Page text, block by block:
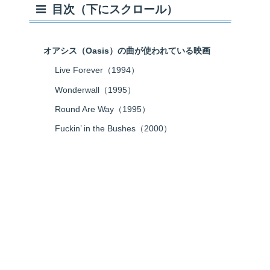
目次（下にスクロール）
オアシス（Oasis）の曲が使われている映画
Live Forever（1994）
Wonderwall（1995）
Round Are Way（1995）
Fuckin’ in the Bushes（2000）